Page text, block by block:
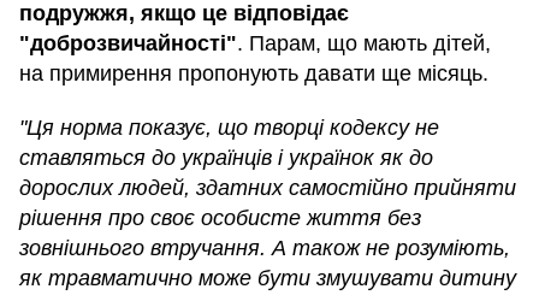
подружжя, якщо це відповідає
"доброзвичайності". Парам, що мають дітей,
на примирення пропонують давати ще місяць.
"Ця норма показує, що творці кодексу не
ставляться до українців і українок як до
дорослих людей, здатних самостійно прийняти
рішення про своє особисте життя без
зовнішнього втручання. А також не розуміють,
як травматично може бути змушувати дитину